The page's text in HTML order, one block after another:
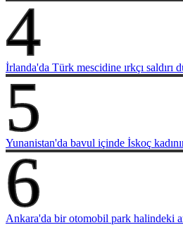
4
İrlanda'da Türk mescidine ırkçı saldırı
5
Yunanistan'da bavul içinde İskoç
6
Ankara'da bir otomobil park halindeki